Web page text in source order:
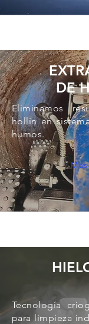
DE
Eliminamos
hollín en
humos.
Tecnología
para limpieza